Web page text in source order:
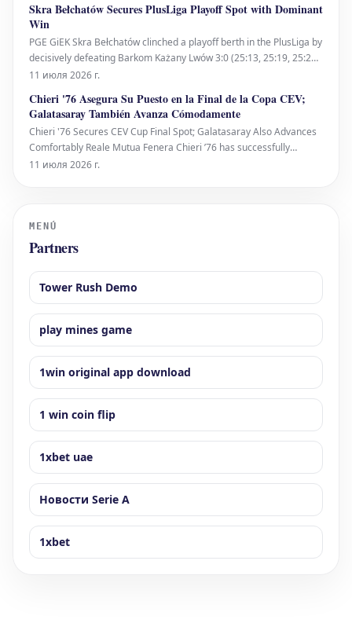
supera
Skra Bełchatów Secures PlusLiga Playoff Spot with Dominant
Win
PGE GiEK Skra Bełchatów clinched a playoff berth in the PlusLiga by
decisively defeating Barkom Każany Lwów 3:0 (25:13, 25:19, 25:21)
in their Round 23 match. This dominant performance elevated
Skra maintained control thro
11 июля 2026 г.
Chieri '76 Asegura Su Puesto en la Final de la Copa CEV;
Galatasaray También Avanza Cómodamente
Chieri '76 Secures CEV Cup Final Spot; Galatasaray Also Advances
Comfortably Reale Mutua Fenera Chieri ’76 has successfully
advanced to the CEV Volleyball Cup final after a hard-fought five-
11 июля 2026 г.
MENÚ
Partners
Tower Rush Demo
play mines game
1win original app download
1 win coin flip
1xbet uae
Новости Serie A
1xbet